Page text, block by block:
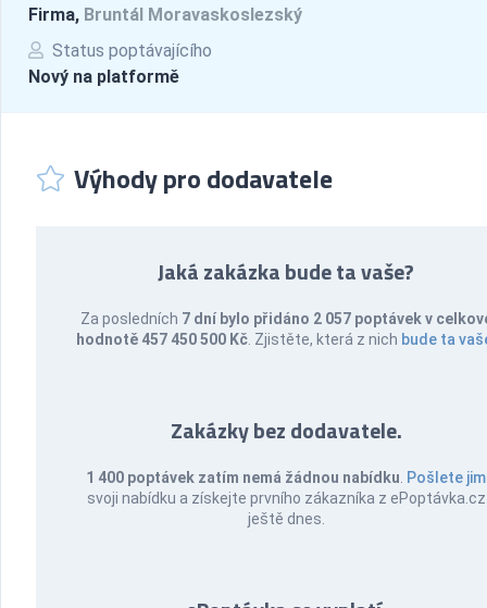
Firma, Bruntál Moravaskoslezský
Status poptávajícího
Nový na platformě
Výhody pro dodavatele
Jaká zakázka bude ta vaše?
Za posledních 7 dní bylo přidáno 2 057 poptávek v
hodnotě 457 450 500 Kč . Zjistěte, která z nich bude ta
Zakázky bez dodavatele.
1 400 poptávek zatím nemá žádnou nabídku Pošlete jim
svoji nabídku a získejte prvního zákazníka z ePoptávka.cz
ještě dnes.